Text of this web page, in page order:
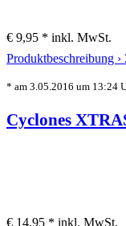
€ 9,95 * inkl. MwSt.
Produktbeschreibung ›
* am 3.05.2016 um 13:24
Cyclones
€ 14,95 * inkl. MwSt.